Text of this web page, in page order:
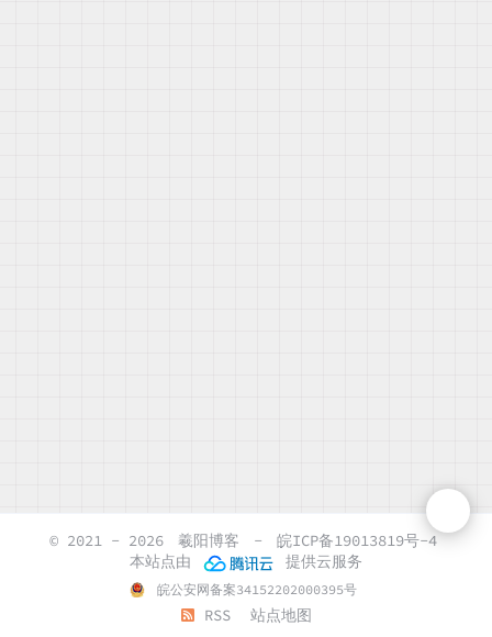
© 2021 - 2026 羲阳博客 -
皖ICP备19013819号-4
本站点由
提供云服务
皖公安网备案34152202000395号
RSS 站点地图